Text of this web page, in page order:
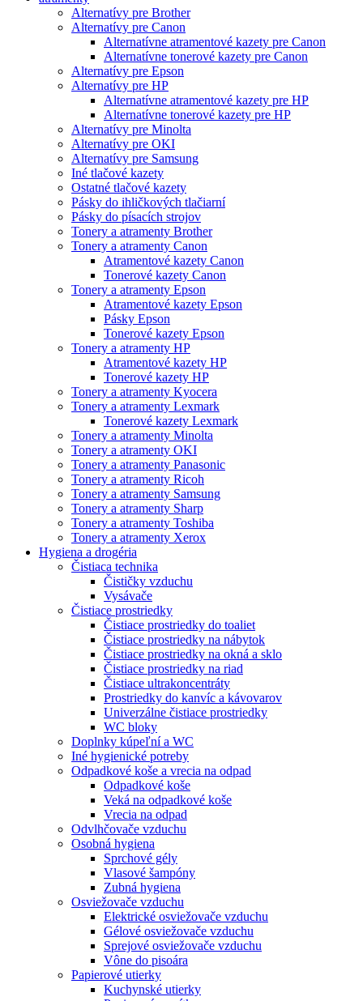
Alternatívy pre Brother
Alternatívy pre Canon
Alternatívne atramentové kazety pre Canon
Alternatívne tonerové kazety pre Canon
Alternatívy pre Epson
Alternatívy pre HP
Alternatívne atramentové kazety pre HP
Alternatívne tonerové kazety pre HP
Alternatívy pre Minolta
Alternatívy pre OKI
Alternatívy pre Samsung
Iné tlačové kazety
Ostatné tlačové kazety
Pásky do ihličkových tlačiarní
Pásky do písacích strojov
Tonery a atramenty Brother
Tonery a atramenty Canon
Atramentové kazety Canon
Tonerové kazety Canon
Tonery a atramenty Epson
Atramentové kazety Epson
Pásky Epson
Tonerové kazety Epson
Tonery a atramenty HP
Atramentové kazety HP
Tonerové kazety HP
Tonery a atramenty Kyocera
Tonery a atramenty Lexmark
Tonerové kazety Lexmark
Tonery a atramenty Minolta
Tonery a atramenty OKI
Tonery a atramenty Panasonic
Tonery a atramenty Ricoh
Tonery a atramenty Samsung
Tonery a atramenty Sharp
Tonery a atramenty Toshiba
Tonery a atramenty Xerox
Hygiena a drogéria
Čistiaca technika
Čističky vzduchu
Vysávače
Čistiace prostriedky
Čistiace prostriedky do toaliet
Čistiace prostriedky na nábytok
Čistiace prostriedky na okná a sklo
Čistiace prostriedky na riad
Čistiace ultrakoncentráty
Prostriedky do kanvíc a kávovarov
Univerzálne čistiace prostriedky
WC bloky
Doplnky kúpeľní a WC
Iné hygienické potreby
Odpadkové koše a vrecia na odpad
Odpadkové koše
Veká na odpadkové koše
Vrecia na odpad
Odvlhčovače vzduchu
Osobná hygiena
Sprchové gély
Vlasové šampóny
Zubná hygiena
Osviežovače vzduchu
Elektrické osviežovače vzduchu
Gélové osviežovače vzduchu
Sprejové osviežovače vzduchu
Vône do pisoára
Papierové utierky
Kuchynské utierky